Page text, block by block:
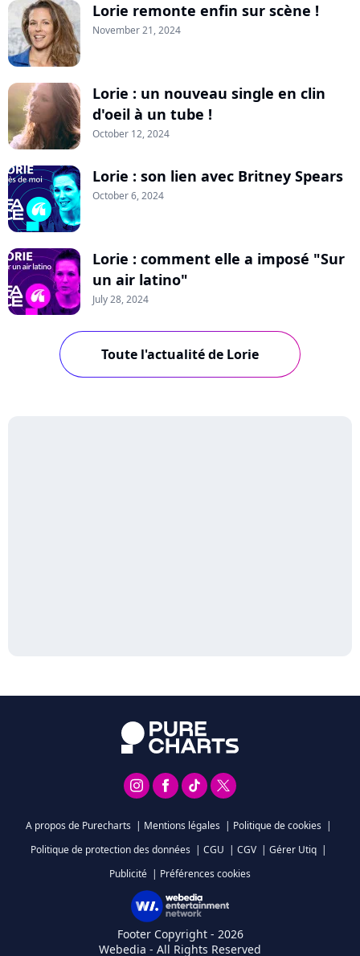
Lorie remonte enfin sur scène !
November 21, 2024
Lorie : un nouveau single en clin
d'oeil à un tube !
October 12, 2024
Lorie : son lien avec Britney Spears
October 6, 2024
Lorie : comment elle a imposé "Sur
un air latino"
July 28, 2024
Toute l'actualité de Lorie
A propos de Purecharts | Mentions légales | Politique de cookies |
Politique de protection des données | CGU | CGV | Gérer Utiq |
Publicité | Préférences cookies
Footer Copyright - 2026
Webedia - All Rights Reserved